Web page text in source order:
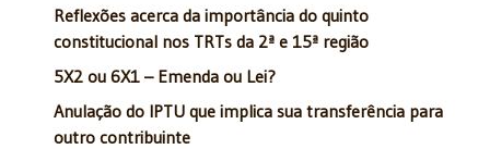
Reflexões acerca da importância do quinto
constitucional nos TRTs da 2ª e 15ª região
5X2 ou 6X1 – Emenda ou Lei?
Anulação do IPTU que implica sua transferência para
outro contribuinte